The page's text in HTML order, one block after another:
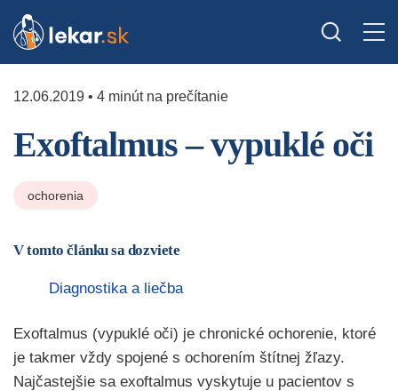
12.06.2019 • 4 minút na prečítanie
Exoftalmus – vypuklé oči
ochorenia
V tomto článku sa dozviete
Diagnostika a liečba
Exoftalmus (vypuklé oči) je chronické ochorenie, ktoré
je takmer vždy spojené s ochorením štítnej žľazy.
Najčastejšie sa exoftalmus vyskytuje u pacientov s